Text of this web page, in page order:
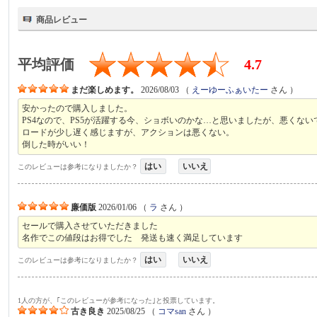
商品レビュー
平均評価 4.7
まだ楽しめます。 2026/08/03 （ えーゆーふぁいたー さん ）
安かったので購入しました。
PS4なので、PS5が活躍する今、ショボいのかな…と思いましたが、悪くない
ロードが少し遅く感じますが、アクションは悪くない。
倒した時がいい！
このレビューは参考になりましたか？ はい いいえ
廉価版 2026/01/06 （ ラ さん ）
セールで購入させていただきました
名作でこの値段はお得でした 発送も速く満足しています
このレビューは参考になりましたか？ はい いいえ
1人の方が、｢このレビューが参考になった｣と投票しています。
古き良き 2025/08/25 （ コマsan さん ）